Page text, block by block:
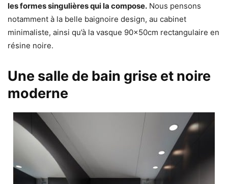
les formes singulières qui la compose. Nous pensons
notamment à la belle baignoire design, au cabinet
minimaliste, ainsi qu’à la vasque 90x50cm rectangulaire en
résine noire.
Une salle de bain grise et noire
moderne